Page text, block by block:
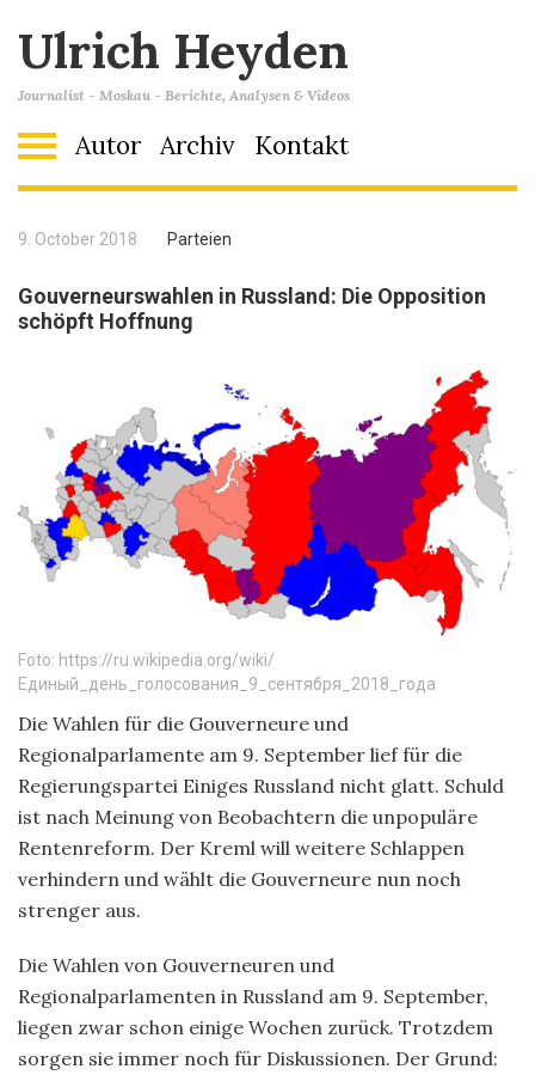
Ulrich Heyden
Journalist - Moskau - Berichte, Analysen & Videos
Autor Archiv Kontakt
9. October 2018 Parteien
Gouverneurswahlen in Russland: Die Opposition
schöpft Hoffnung
Foto: https://ru.wikipedia.org/wiki/
Единый_день_голосования_9_сентября_2018_года
Die Wahlen für die Gouverneure und
Regionalparlamente am 9. September lief für die
Regierungspartei Einiges Russland nicht glatt. Schuld
ist nach Meinung von Beobachtern die unpopuläre
Rentenreform. Der Kreml will weitere Schlappen
verhindern und wählt die Gouverneure nun noch
strenger aus.
Die Wahlen von Gouverneuren und
Regionalparlamenten in Russland am 9. September,
liegen zwar schon einige Wochen zurück. Trotzdem
sorgen sie immer noch für Diskussionen. Der Grund: